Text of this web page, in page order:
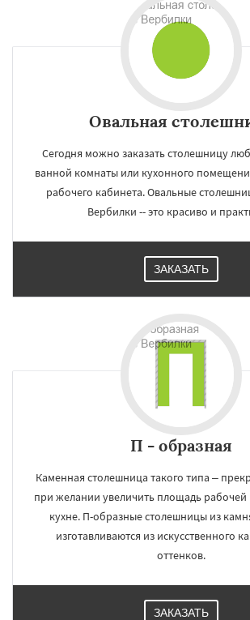
Овальная
Сегодня можно заказать столешницу
ванной комнаты или кухонного
рабочего кабинета. Овальные
Вербилки -- это красиво и
ЗАКАЗАТЬ
П - образная
Каменная столешница такого типа –
при желании увеличить площадь рабочей
кухне. П-образные столешницы из
изготавливаются из искусственного
оттенков.
ЗАКАЗАТЬ